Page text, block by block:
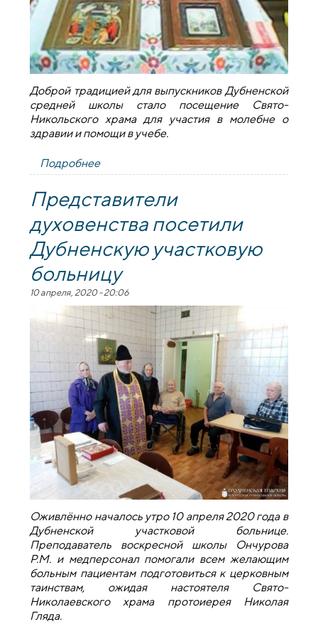
Доброй традицией для выпускников Дубненской
средней школы стало посещение Свято-
Никольского храма для участия в молебне о
здравии и помощи в учебе.
Подробнеео Молебен для выпускников в храме
деревни Дубно
Представители
духовенства посетили
Дубненскую участковую
больницу
10 апреля, 2020 - 20:06
Оживлённо началось утро 10 апреля 2020 года в
Дубненской участковой больнице.
Преподаватель воскресной школы Ончурова
Р.М. и медперсонал помогали всем желающим
больным пациентам подготовиться к церковным
таинствам, ожидая настоятеля Свято-
Николаевского храма протоиерея Николая
Гляда.